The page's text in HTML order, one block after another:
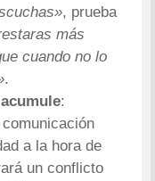
, prueba
más
cuando no lo
.
:
a la hora de
un conflicto